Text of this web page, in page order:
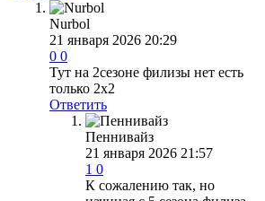
Nurbol
21 января 2026 20:29
0 0
Тут на 2сезоне филизы нет есть
только 2х2
Ответить
Пеннивайз
21 января 2026 21:57
1 0
К сожалению так, но